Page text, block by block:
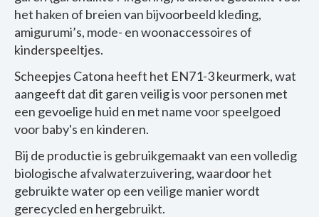
het haken of breien van bijvoorbeeld kleding,
amigurumi’s, mode- en woonaccessoires of
kinderspeeltjes.
Scheepjes Catona heeft het EN71-3 keurmerk, wat
aangeeft dat dit garen veilig is voor personen met
een gevoelige huid en met name voor speelgoed
voor baby's en kinderen.
Bij de productie is gebruikgemaakt van een volledig
biologische afvalwaterzuivering, waardoor het
gebruikte water op een veilige manier wordt
gerecycled en hergebruikt.